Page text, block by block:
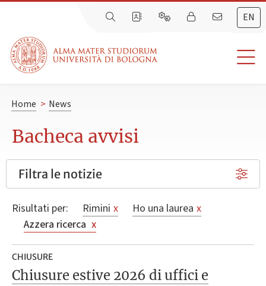
EN
Home > News
Bacheca avvisi
Filtra le notizie
Risultati per: Rimini x Ho una laurea x
Azzera ricerca x
CHIUSURE
Chiusure estive 2026 di uffici e